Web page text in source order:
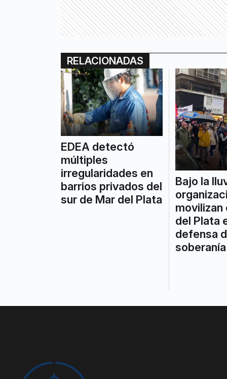
RELACIONADAS
EDEA detectó
múltiples
irregularidades en
barrios privados del
sur de Mar del Plata
Bajo la
movilizan
del Plata
defensa
soberanía